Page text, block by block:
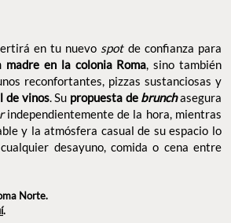
en tu nuevo spotde confianza para
madre en la colonia Roma, sino también
reconfortantes, pizzas sustanciosas y
de vinos. Su propuesta de brunchasegura
independientemente de la hora, mientras
y la atmósfera casual de su espacio lo
desayuno, comida o cena entre
Norte.
.